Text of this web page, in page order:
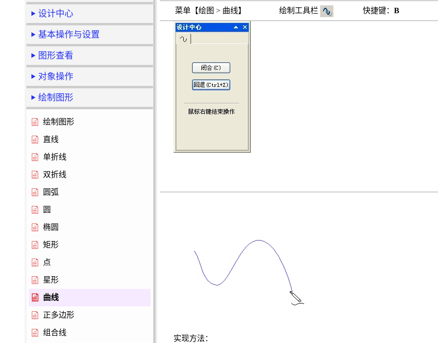
设计中心
基本操作与设置
图形查看
对象操作
绘制图形
绘制图形
直线
单折线
双折线
圆弧
圆
椭圆
矩形
点
星形
曲线
正多边形
组合线
菜单【绘图 > 曲线】 绘制工具栏 快捷键：B
实现方法：